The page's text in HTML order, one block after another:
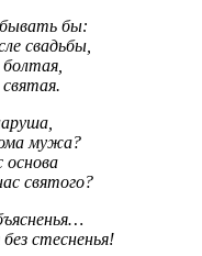
бы:
свадьбы,
мужа?
основа
святого?
стесненья!